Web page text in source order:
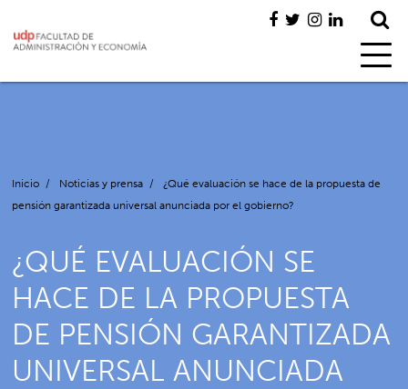
Inicio / Noticias y prensa /
¿Qué evaluación se hace de la propuesta de
pensión garantizada universal anunciada por el gobierno?
¿QUÉ EVALUACIÓN SE
HACE DE LA PROPUESTA
DE PENSIÓN GARANTIZADA
UNIVERSAL ANUNCIADA